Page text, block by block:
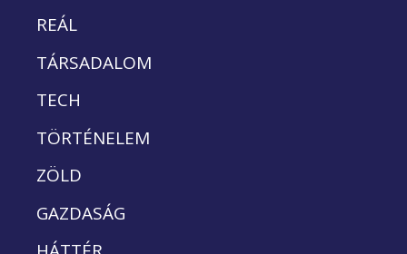
REÁL
TÁRSADALOM
TECH
TÖRTÉNELEM
ZÖLD
GAZDASÁG